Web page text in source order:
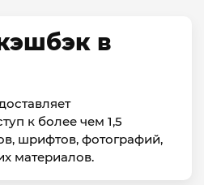
в
к более чем 1,5
шрифтов, фотографий,
материалов.